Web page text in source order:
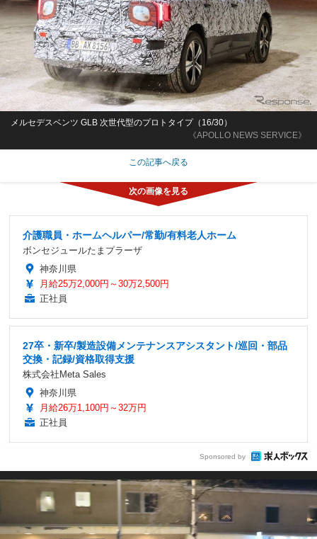
《APOLLO NEWS SERVICE》
メルセデスベンツ GLB 次世代型のプロトタイプ（16/30）
この記事へ戻る
介護職員・ホームヘルパー/常勤/有料老人ホーム
ボンセジュールたまプラーザ
神奈川県
月給25万2,000円～30万2,500円
正社員
27卒・新卒/製造設備メンテナンスアシスタント/巡回・部品
交換・記録/資格取得支援
株式会社Meta Sales
神奈川県
月給26万1,100円～32万円
正社員
Sponsored by